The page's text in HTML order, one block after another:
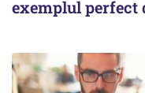
exemplul perfect